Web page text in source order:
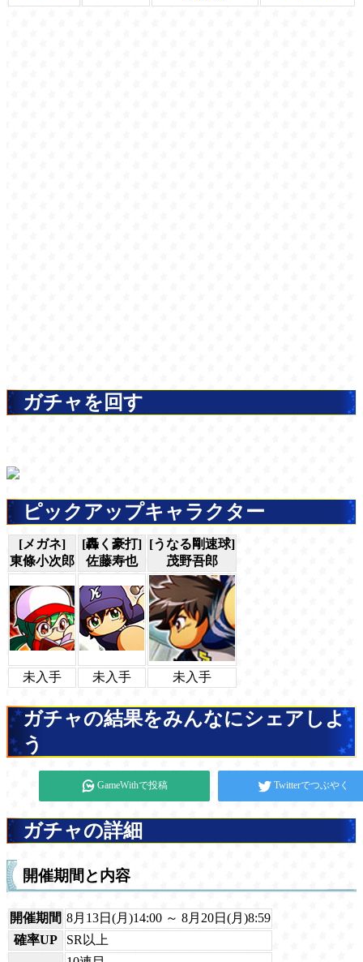
ガチャを回す
ピックアップキャラクター
[メガネ]
東條小次郎
[轟く豪打]
佐藤寿也
[うなる剛速球]
茂野吾郎
未入手 未入手 未入手
ガチャの結果をみんなにシェアしよ
う
GameWithで投稿 Twitterでつぶやく
ガチャの詳細
開催期間と内容
開催期間 8月13日(月)14:00 ～ 8月20日(月)8:59
確率UP
SR以上